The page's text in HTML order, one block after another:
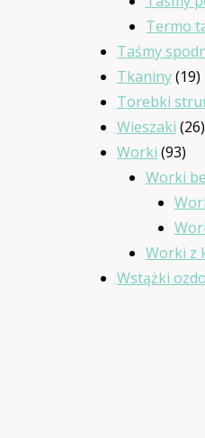
Termo
Taśmy
Tkaniny 1919
Torebki
Wieszaki 2626
Worki 9393
Worki
Worki z
Wstążki